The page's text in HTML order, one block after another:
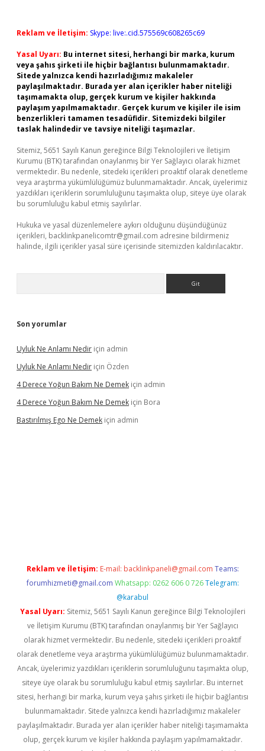
Reklam ve İletişim: Skype: live:.cid.575569c608265c69
Yasal Uyarı: Bu internet sitesi, herhangi bir marka, kurum
veya şahıs şirketi ile hiçbir bağlantısı bulunmamaktadır.
Sitede yalnızca kendi hazırladığımız makaleler
paylaşılmaktadır. Burada yer alan içerikler haber niteliği
taşımamakta olup, gerçek kurum ve kişiler hakkında
paylaşım yapılmamaktadır. Gerçek kurum ve kişiler ile isim
benzerlikleri tamamen tesadüfidir. Sitemizdeki bilgiler
taslak halindedir ve tavsiye niteliği taşımazlar.
Sitemiz, 5651 Sayılı Kanun gereğince Bilgi Teknolojileri ve İletişim
Kurumu (BTK) tarafından onaylanmış bir Yer Sağlayıcı olarak hizmet
vermektedir. Bu nedenle, sitedeki içerikleri proaktif olarak denetleme
veya araştırma yükümlülüğümüz bulunmamaktadır. Ancak, üyelerimiz
yazdıkları içeriklerin sorumluluğunu taşımakta olup, siteye üye olarak
bu sorumluluğu kabul etmiş sayılırlar.
Hukuka ve yasal düzenlemelere aykırı olduğunu düşündüğünüz
içerikleri, backlinkpanelicomtr@gmail.com adresine bildirmeniz
halinde, ilgili içerikler yasal süre içerisinde sitemizden kaldırılacaktır.
Son yorumlar
Uyluk Ne Anlamı Nedir için admin
Uyluk Ne Anlamı Nedir için Özden
4 Derece Yoğun Bakım Ne Demek için admin
4 Derece Yoğun Bakım Ne Demek için Bora
Bastırılmış Ego Ne Demek için admin
Reklam ve İletişim: E-mail: backlinkpaneli@gmail.com Teams:
forumhizmeti@gmail.com Whatsapp: 0262 606 0 726 Telegram:
@karabul
Yasal Uyarı: Sitemiz, 5651 Sayılı Kanun gereğince Bilgi Teknolojileri
ve İletişim Kurumu (BTK) tarafından onaylanmış bir Yer Sağlayıcı
olarak hizmet vermektedir. Bu nedenle, sitedeki içerikleri proaktif
olarak denetleme veya araştırma yükümlülüğümüz bulunmamaktadır.
Ancak, üyelerimiz yazdıkları içeriklerin sorumluluğunu taşımakta olup,
siteye üye olarak bu sorumluluğu kabul etmiş sayılırlar. Bu internet
sitesi, herhangi bir marka, kurum veya şahıs şirketi ile hiçbir bağlantısı
bulunmamaktadır. Sitede yalnızca kendi hazırladığımız makaleler
paylaşılmaktadır. Burada yer alan içerikler haber niteliği taşımamakta
olup, gerçek kurum ve kişiler hakkında paylaşım yapılmamaktadır.